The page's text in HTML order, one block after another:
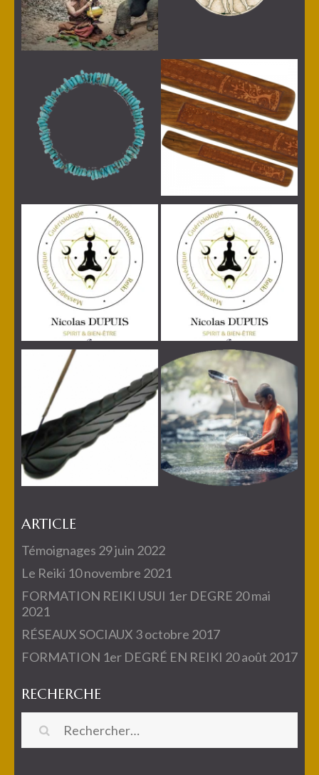
ARTICLE
Témoignages 29 juin 2022
Le Reiki 10 novembre 2021
FORMATION REIKI USUI 1er DEGRE 20 mai
2021
RÉSEAUX SOCIAUX 3 octobre 2017
FORMATION 1er DEGRÉ EN REIKI 20 août 2017
RECHERCHE
Rechercher :